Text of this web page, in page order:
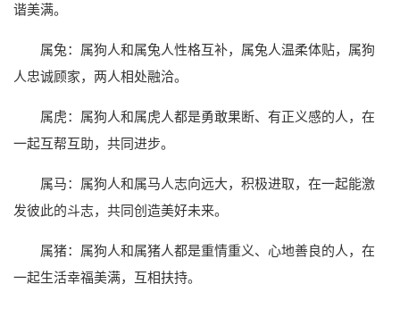
谐美满。
属兔：属狗人和属兔人性格互补，属兔人温柔体贴，属狗
人忠诚顾家，两人相处融洽。
属虎：属狗人和属虎人都是勇敢果断、有正义感的人，在
一起互帮互助，共同进步。
属马：属狗人和属马人志向远大，积极进取，在一起能激
发彼此的斗志，共同创造美好未来。
属猪：属狗人和属猪人都是重情重义、心地善良的人，在
一起生活幸福美满，互相扶持。